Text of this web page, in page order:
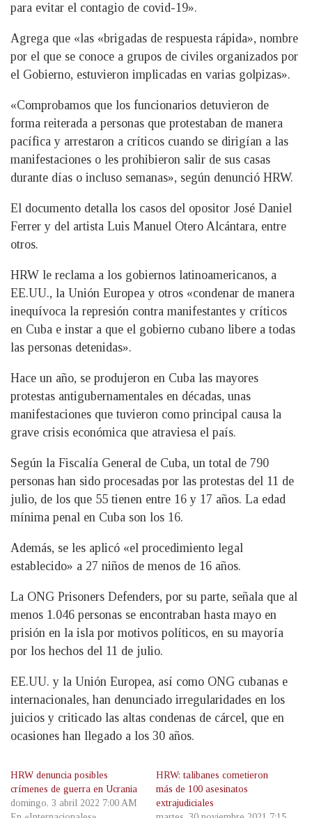
para evitar el contagio de covid-19».
Agrega que «las «brigadas de respuesta rápida», nombre
por el que se conoce a grupos de civiles organizados por
el Gobierno, estuvieron implicadas en varias golpizas».
«Comprobamos que los funcionarios detuvieron de
forma reiterada a personas que protestaban de manera
pacífica y arrestaron a críticos cuando se dirigían a las
manifestaciones o les prohibieron salir de sus casas
durante días o incluso semanas», según denunció HRW.
El documento detalla los casos del opositor José Daniel
Ferrer y del artista Luis Manuel Otero Alcántara, entre
otros.
HRW le reclama a los gobiernos latinoamericanos, a
EE.UU., la Unión Europea y otros «condenar de manera
inequívoca la represión contra manifestantes y críticos
en Cuba e instar a que el gobierno cubano libere a todas
las personas detenidas».
Hace un año, se produjeron en Cuba las mayores
protestas antigubernamentales en décadas, unas
manifestaciones que tuvieron como principal causa la
grave crisis económica que atraviesa el país.
Según la Fiscalía General de Cuba, un total de 790
personas han sido procesadas por las protestas del 11 de
julio, de los que 55 tienen entre 16 y 17 años. La edad
mínima penal en Cuba son los 16.
Además, se les aplicó «el procedimiento legal
establecido» a 27 niños de menos de 16 años.
La ONG Prisoners Defenders, por su parte, señala que al
menos 1.046 personas se encontraban hasta mayo en
prisión en la isla por motivos políticos, en su mayoría
por los hechos del 11 de julio.
EE.UU. y la Unión Europea, así como ONG cubanas e
internacionales, han denunciado irregularidades en los
juicios y criticado las altas condenas de cárcel, que en
ocasiones han llegado a los 30 años.
HRW denuncia posibles
crímenes de guerra en Ucrania
domingo, 3 abril 2022 7:00 AM
HRW: talibanes cometieron
más de 100 asesinatos
extrajudiciales